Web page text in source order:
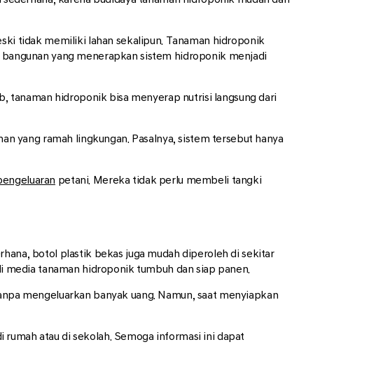
tidak memiliki lahan sekalipun. Tanaman hidroponik
yang menerapkan sistem hidroponik menjadi
tanaman hidroponik bisa menyerap nutrisi langsung dari
yang ramah lingkungan. Pasalnya, sistem tersebut hanya
petani. Mereka tidak perlu membeli tangki
botol plastik bekas juga mudah diperoleh di sekitar
tanaman hidroponik tumbuh dan siap panen.
mengeluarkan banyak uang. Namun, saat menyiapkan
atau di sekolah. Semoga informasi ini dapat